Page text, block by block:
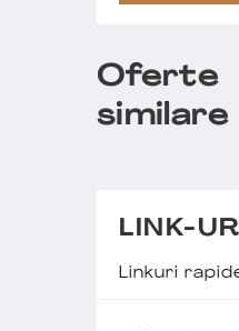
Oferte
similare
LINK-
Linkuri